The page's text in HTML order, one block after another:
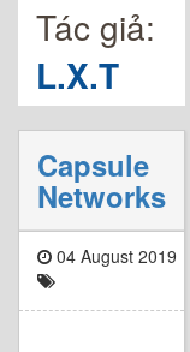
Tác giả:
L.X.T
Capsule
Networks
04 August 2019